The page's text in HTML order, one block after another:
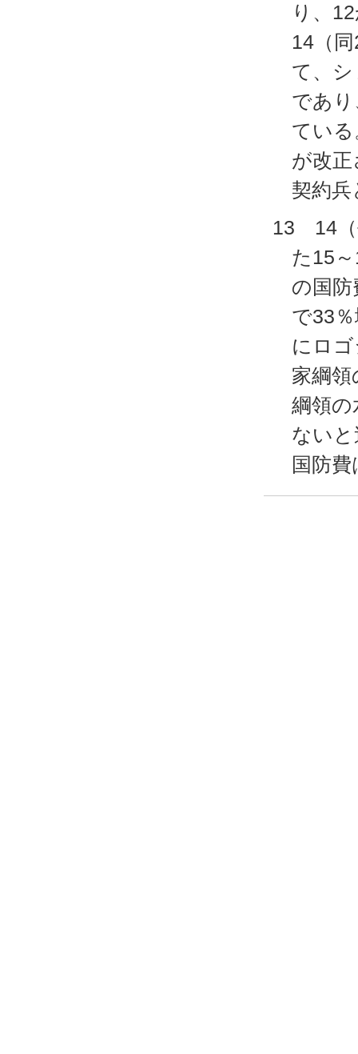
り、
14（
て、
であ
ている
が改
契約
13 14（
た15
の国
で33
にロ
家綱
綱領の
ない
国防